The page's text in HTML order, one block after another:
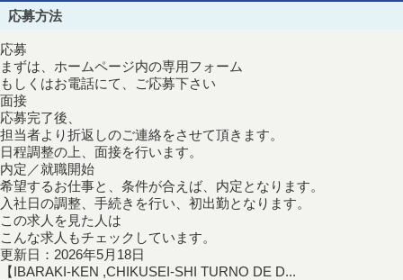
応募方法
応募
まずは、ホームページ内の専用フォーム
もしくはお電話にて、ご応募下さい
面接
応募完了後、
担当者より折返しのご連絡をさせて頂きます。
日程調整の上、面接を行います。
内定／就職開始
希望するお仕事と、条件が合えば、内定となります。
入社日の調整、手続きを行い、初出勤となります。
この求人を見た人は
こんな求人もチェックしています。
更新日：2026年5月18日
【IBARAKI-KEN ,CHIKUSEI-SHI TURNO DE D...